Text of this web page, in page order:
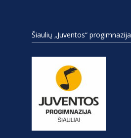
Šiaulių „Juventos“ progimnazija